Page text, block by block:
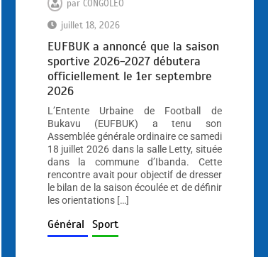
par CONGOLEO
juillet 18, 2026
EUFBUK a annoncé que la saison
sportive 2026-2027 débutera
officiellement le 1er septembre
2026
L’Entente Urbaine de Football de
Bukavu (EUFBUK) a tenu son
Assemblée générale ordinaire ce samedi
18 juillet 2026 dans la salle Letty, située
dans la commune d’Ibanda. Cette
rencontre avait pour objectif de dresser
le bilan de la saison écoulée et de définir
les orientations […]
Général Sport